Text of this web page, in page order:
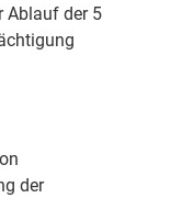
Ablauf der 5
der